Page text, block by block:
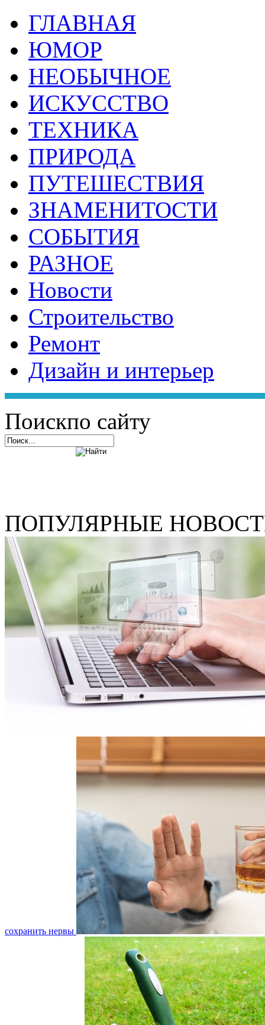
ГЛАВНАЯ
ЮМОР
НЕОБЫЧНОЕ
ИСКУССТВО
ТЕХНИКА
ПРИРОДА
ПУТЕШЕСТВИЯ
ЗНАМЕНИТОСТИ
СОБЫТИЯ
РАЗНОЕ
Новости
Строительство
Ремонт
Дизайн и интерьер
Поискпо сайту
ПОПУЛЯРНЫЕ
сохранить нервы